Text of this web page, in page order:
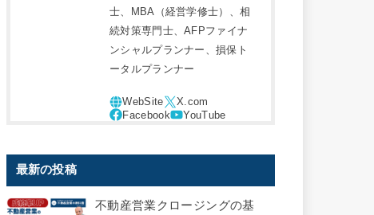
士、MBA（経営学修士）、相
続対策専門士、AFPファイナ
ンシャルプランナー、損保ト
ータルプランナー
最新の投稿
不動産営業クロージングの基